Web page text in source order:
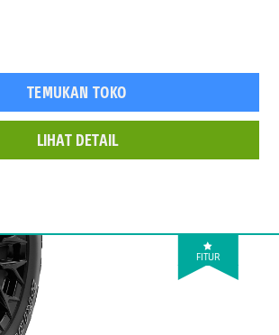
TEMUKAN TOKO
LIHAT DETAIL
FITUR